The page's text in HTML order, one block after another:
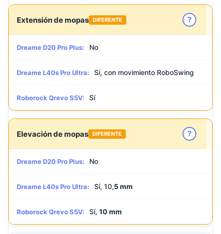
Extensión de mopas DIFERENTE ?
Dreame D20 Pro Plus: No
Dreame L40s Pro Ultra: Sí, con movimiento RoboSwing
Roborock Qrevo S5V: Sí
Elevación de mopas DIFERENTE ?
Dreame D20 Pro Plus: No
Dreame L40s Pro Ultra: Sí, 10,5 mm
Roborock Qrevo S5V: Sí, 10 mm